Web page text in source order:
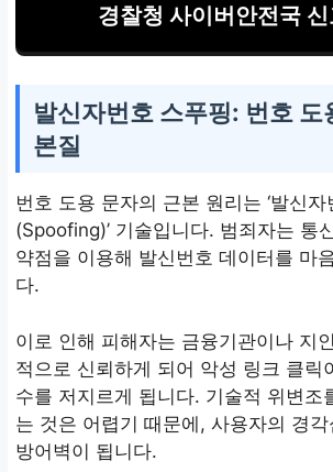
인 확인 필수
경찰청 사이버안전국
발신자번호 스푸핑: 번호 도
본질
번호 도용 문자의 근본 원리는 ‘발신자
(Spoofing)’ 기술입니다. 범죄자는 통
약점을 이용해 발신번호 데이터를 마
다.
이로 인해 피해자는 금융기관이나 지
적으로 신뢰하게 되어 악성 링크 클릭
수를 저지르게 됩니다. 기술적 위변조
는 것은 어렵기 때문에, 사용자의 경
방어벽이 됩니다.